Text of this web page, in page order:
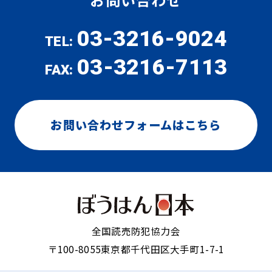
TEL: 03-3216-9024
FAX: 03-3216-7113
お問い合わせフォームはこちら
全国読売防犯協力会
〒100-8055東京都千代田区大手町1-7-1